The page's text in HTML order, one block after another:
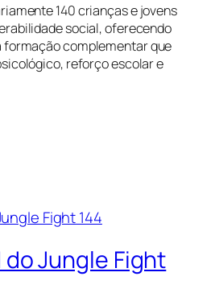
140 crianças e jovens
social, oferecendo
formação complementar que
reforço escolar e
Jungle Fight